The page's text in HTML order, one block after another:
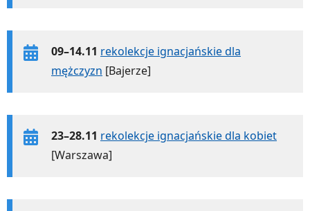
09–14.11 rekolekcje ignacjańskie dla
mężczyzn [Bajerze]
23–28.11 rekolekcje ignacjańskie dla kobiet
[Warszawa]